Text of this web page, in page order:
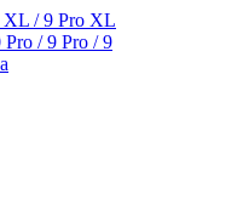
XL / 9 Pro XL
/ 9 Pro / 9